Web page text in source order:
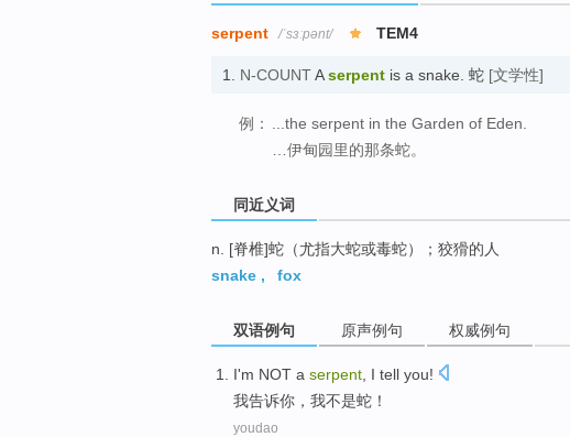
serpent /ˈsɜːpənt/ TEM4
1. N-COUNTAserpent is a snake. 蛇 [文学性]
例：
...the serpent in the Garden of Eden.
…伊甸园里的那条蛇。
同近义词
n. [脊椎]蛇（尤指大蛇或毒蛇）；狡猾的人
snake , fox
双语例句 原声例句 权威例句
I'm NOT a serpent , I tell you!
我告诉你 ，我不是蛇 ！
youdao